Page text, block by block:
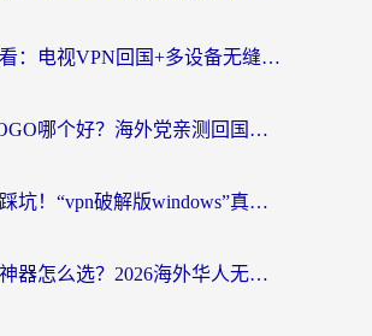
海外党必看：电视VPN回国+多设备无缝访问国内资源的实用指南
云极和GOGO哪个好？海外党亲测回国加速器选择指南（附iOS免费&Windows VPN实用技巧）
海外党别踩坑！“vpn破解版windows”真的能用？教你选对回国加速器无缝刷国内资源
北美看剧神器怎么选？2026海外华人无缝访问国内资源全攻略